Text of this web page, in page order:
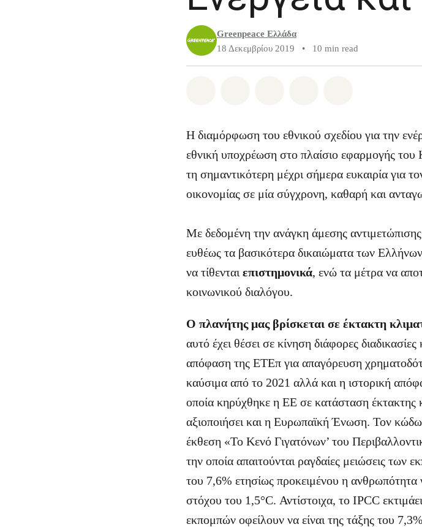
Greenpeace Ελλάδα
18 Δεκεμβρίου 2019
• 10 min read
Η διαμόρφωση του εθνικού σχεδίου για την
εθνική υποχρέωση στο πλαίσιο εφαρμογής
τη σημαντικότερη μέχρι σήμερα ευκαιρία για
οικονομίας σε μία σύγχρονη, καθαρή και
Με δεδομένη την ανάγκη άμεσης αντιμετώπισης
ευθέως τα βασικότερα δικαιώματα των
να τίθενται επιστημονικά, ενώ τα μέτρα να
κοινωνικού διαλόγου.
Ο πλανήτης μας βρίσκεται σε έκτακτη
αυτό έχει θέσει σε κίνηση διάφορες
απόφαση της ΕΤΕπ για απαγόρευση
καύσιμα από το 2021 αλλά και η ιστορική
οποία κηρύχθηκε η ΕΕ σε κατάσταση έκτακτης
αξιοποιήσει και η Ευρωπαϊκή Ένωση. Τον
έκθεση «Το Κενό Γιγατόνων’ του
την οποία απαιτούνται ραγδαίες μειώσεις των
του 7,6% ετησίως προκειμένου η ανθρωπότητα
στόχου του 1,5°C. Αντίστοιχα, το IPCC
εκπομπών οφείλουν να είναι της τάξης του